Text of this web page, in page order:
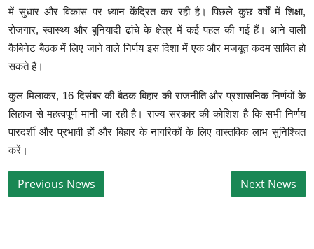
में सुधार और विकास पर ध्यान केंद्रित कर रही है। पिछले कुछ वर्षों में शिक्षा,
रोजगार, स्वास्थ्य और बुनियादी ढांचे के क्षेत्र में कई पहल की गई हैं। आने वाली
कैबिनेट बैठक में लिए जाने वाले निर्णय इस दिशा में एक और मजबूत कदम साबित हो
सकते हैं।
कुल मिलाकर, 16 दिसंबर की बैठक बिहार की राजनीति और प्रशासनिक निर्णयों के
लिहाज से महत्वपूर्ण मानी जा रही है। राज्य सरकार की कोशिश है कि सभी निर्णय
पारदर्शी और प्रभावी हों और बिहार के नागरिकों के लिए वास्तविक लाभ सुनिश्चित
करें।